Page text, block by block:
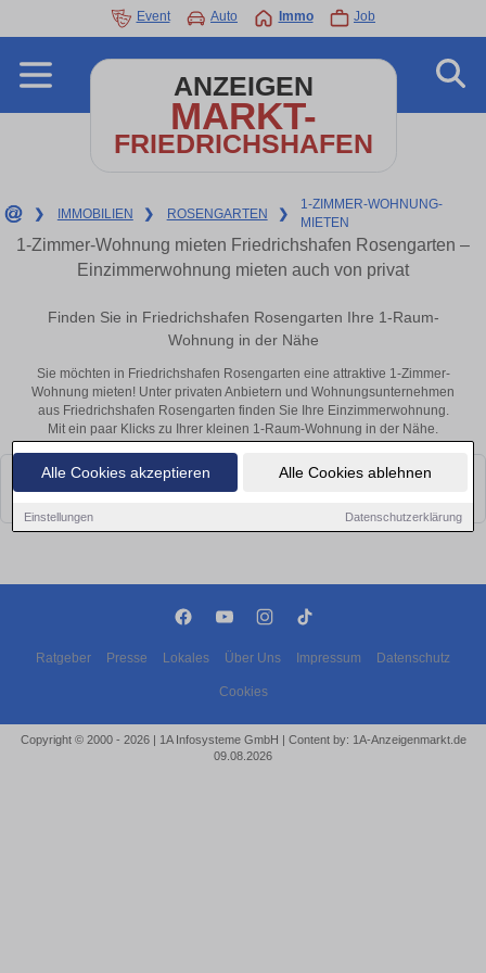
Alle Cookies akzeptieren Alle Cookies ablehnen
Einstellungen Datenschutzerklärung
Event Auto Immo Job
ANZEIGEN
MARKT-
FRIEDRICHSHAFEN
❯ IMMOBILIEN ❯ ROSENGARTEN ❯
1-ZIMMER-WOHNUNG-
MIETEN
1-Zimmer-Wohnung mieten Friedrichshafen Rosengarten –
Einzimmerwohnung mieten auch von privat
Finden Sie in Friedrichshafen Rosengarten Ihre 1-Raum-
Wohnung in der Nähe
Sie möchten in Friedrichshafen Rosengarten eine attraktive 1-Zimmer-
Wohnung mieten! Unter privaten Anbietern und Wohnungsunternehmen
aus Friedrichshafen Rosengarten finden Sie Ihre Einzimmerwohnung.
Mit ein paar Klicks zu Ihrer kleinen 1-Raum-Wohnung in der Nähe.
Leider konnten wir derzeit keine passenden Objekte finden. Schauen Sie
Ratgeber Presse Lokales Über Uns Impressum Datenschutz
Cookies
Copyright © 2000 - 2026 | 1A Infosysteme GmbH | Content by: 1A-Anzeigenmarkt.de
09.08.2026